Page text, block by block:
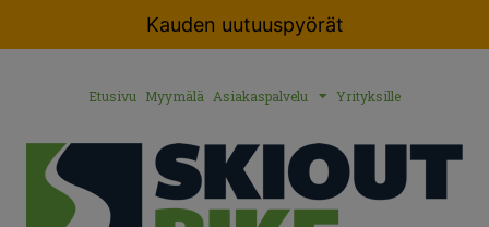
Kauden uutuuspyörät
Etusivu Myymälä Asiakaspalvelu Yrityksille